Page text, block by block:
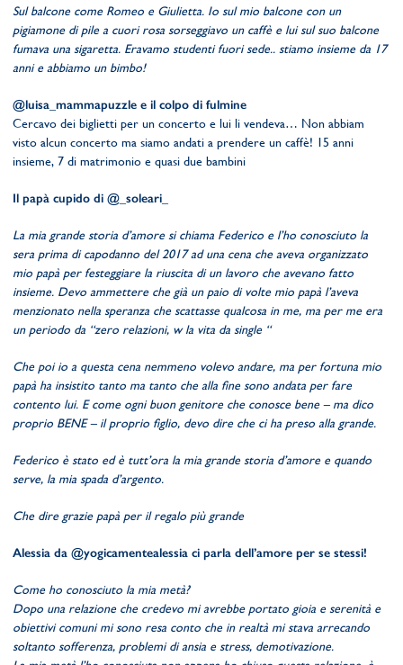
Sul balcone come Romeo e Giulietta. Io sul mio balcone con un
pigiamone di pile a cuori rosa sorseggiavo un caffè e lui sul suo balcone
fumava una sigaretta. Eravamo studenti fuori sede.. stiamo insieme da 17
anni e abbiamo un bimbo!
@luisa_mammapuzzle e il colpo di fulmine
Cercavo dei biglietti per un concerto e lui li vendeva… Non abbiam
visto alcun concerto ma siamo andati a prendere un caffè! 15 anni
insieme, 7 di matrimonio e quasi due bambini
Il papà cupido di @_soleari_
La mia grande storia d’amore si chiama Federico e l’ho conosciuto la
sera prima di capodanno del 2017 ad una cena che aveva organizzato
mio papà per festeggiare la riuscita di un lavoro che avevano fatto
insieme. Devo ammettere che già un paio di volte mio papà l’aveva
menzionato nella speranza che scattasse qualcosa in me, ma per me era
un periodo da “zero relazioni, w la vita da single “
Che poi io a questa cena nemmeno volevo andare, ma per fortuna mio
papà ha insistito tanto ma tanto che alla fine sono andata per fare
contento lui. E come ogni buon genitore che conosce bene – ma dico
proprio BENE – il proprio figlio, devo dire che ci ha preso alla grande.
Federico è stato ed è tutt’ora la mia grande storia d’amore e quando
serve, la mia spada d’argento.
Che dire grazie papà per il regalo più grande
Alessia da @yogicamentealessia ci parla dell’amore per se stessi!
Come ho conosciuto la mia metà?
Dopo una relazione che credevo mi avrebbe portato gioia e serenità e
obiettivi comuni mi sono resa conto che in realtà mi stava arrecando
soltanto sofferenza, problemi di ansia e stress, demotivazione.